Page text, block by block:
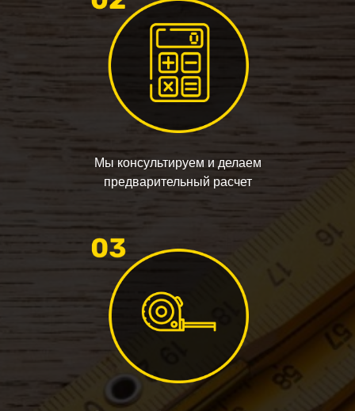
Мы консультируем и делаем
предварительный расчет